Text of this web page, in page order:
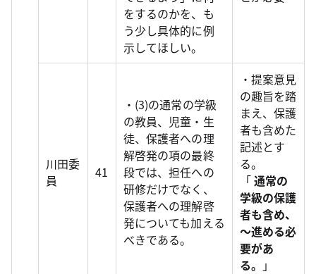
をするのかを、も
う少し具体的に例
示してほしい。
川田委
員
41
・(3)の通常の学級
の教員、児童・生
徒、保護者への理
解啓発の項の最終
段では、担任への
研修だけでなく、
保護者への理解啓
発についても加える
べきである。
・提案意見
の趣旨を踏
まえ、保護
者も含めた
記述とす
る。
「通常の
学級の保護
者も含め、
～進める必
要があ
る。 」